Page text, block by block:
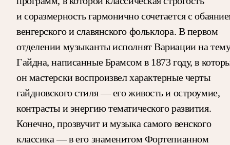
и соразмерность гармонично сочетается с
венгерского и славянского фольклора. В первом
отделении музыканты исполнят Вариации на
Гайдна, написанные Брамсом в 1873 году, в
он мастерски воспроизвел характерные черты
гайдновского стиля — его живость и остроумие,
контрасты и энергию тематического развития.
Конечно, прозвучит и музыка самого венского
классика — в его знаменитом Фортепианном